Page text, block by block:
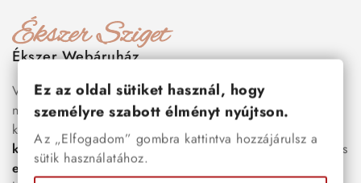
Ékszer Webáruház
Válogass több száz prémium minőségű, stílusos és tartós
nemesacél ékszer és orvosi fém ékszer közül, amelyek
között megtalálhatók a legnépszerűbb darabok is:
karkötők, nőinyakláncok,karikagyűrűk,fülbevalók
és
esküvői kiegészítőkegyaránt. Webáruházunkban a
Ez az oldal sütiket használ, hogy
személyre szabott élményt nyújtson.
Az „Elfogadom” gombra kattintva hozzájárulsz a
sütik használatához.